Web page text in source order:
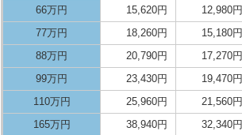
66万円
15,620円 12,980円
77万円
18,260円 15,180円
88万円
20,790円 17,270円
99万円
23,430円 19,470円
110万円
25,960円 21,560円
165万円
38,940円 32,340円